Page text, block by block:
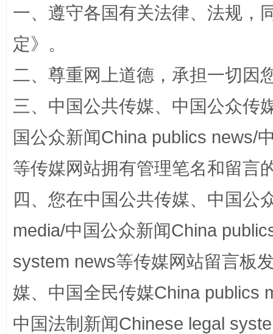
事关残疾人未来5年
一、遵守各国有关法律、法规，
定》。
二、尊重网上道德，承担一切因
三、中国公共传媒、中国公众传
国公众新闻China publics news/
等传媒网站拥有管理笔名和留言
四、您在中国公共传媒、中国公
media/中国公众新闻China
system news等传媒网站留言板
媒、中国全民传媒China publics
中国法制新闻Chinese legal